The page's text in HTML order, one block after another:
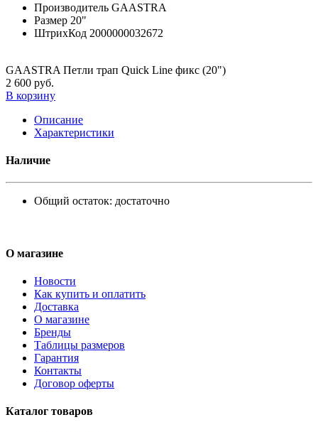
Производитель GAASTRA
Размер 20"
ШтрихКод 2000000032672
GAASTRA Петли трап Quick Line фикс (20")
2 600 руб.
В корзину
Описание
Характеристики
Наличие
Общий остаток: достаточно
О магазине
Новости
Как купить и оплатить
Доставка
О магазине
Бренды
Таблицы размеров
Гарантия
Контакты
Договор оферты
Каталог товаров